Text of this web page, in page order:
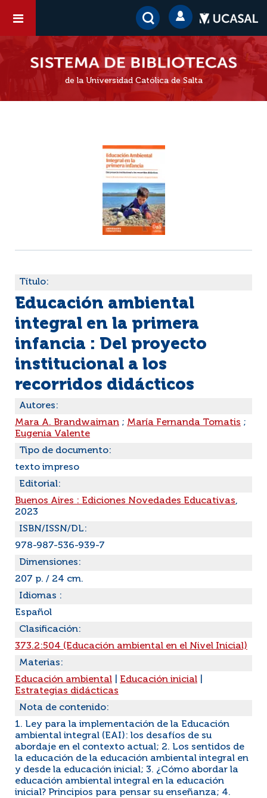
de la Universidad Católica de Salta
Título:
Educación ambiental
integral en la primera
infancia : Del proyecto
institucional a los
recorridos didácticos
Autores:
Mara A. Brandwaiman ; María Fernanda Tomatis ;
Eugenia Valente
Tipo de documento:
texto impreso
Editorial:
Buenos Aires : Ediciones Novedades Educativas,
2023
ISBN/ISSN/DL:
978-987-536-939-7
Dimensiones:
207 p. / 24 cm.
Idiomas :
Español
Clasificación:
373.2:504 (Educación ambiental en el Nivel Inicial)
Materias:
Educación ambiental
Educación inicial
Estrategias didácticas
Nota de contenido:
1. Ley para la implementación de la Educación
ambiental integral (EAI): los desafíos de su
abordaje en el contexto actual; 2. Los sentidos de
la educación de la educación ambiental integral en
y desde la educación inicial; 3. ¿Cómo abordar la
educación ambiental integral en la educación
inicial? Principios para pensar su enseñanza; 4.